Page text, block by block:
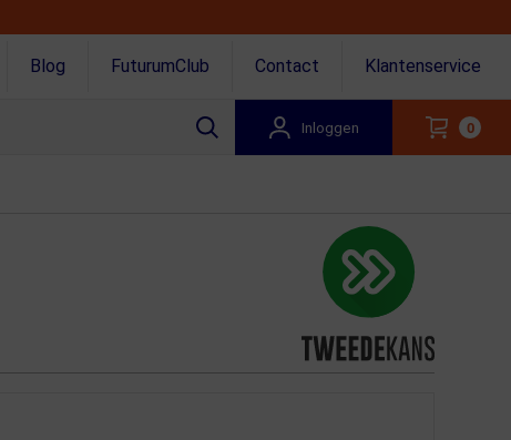
Blog FuturumClub Contact Klantenservice
Inloggen 0